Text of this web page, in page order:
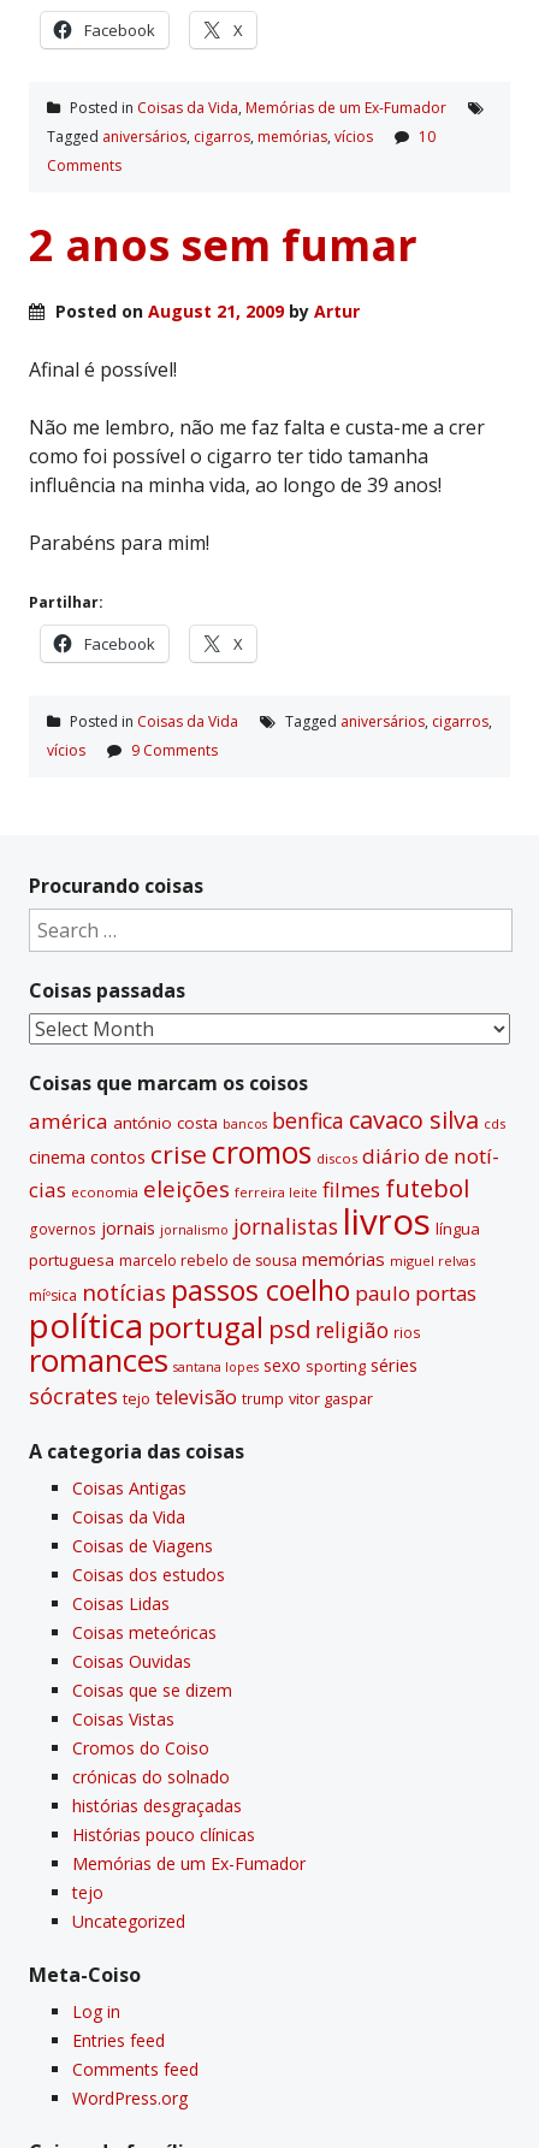
Facebook X
Posted in Coisas da Vida, Memórias de um Ex-Fumador
Tagged aniversários, cigarros, memórias, ví­cios
10
Comments
2 anos sem fumar
Posted on August 21, 2009by Artur
Afinal é possível!
Não me lembro, não me faz falta e custa-me a crer
como foi possível o cigarro ter tido tamanha
influência na minha vida, ao longo de 39 anos!
Parabéns para mim!
Partilhar:
Facebook X
Posted in Coisas da Vida Tagged aniversários, cigarros,
ví­cios
9 Comments
Procurando coisas
Search
for:
Coisas passadas
Coisas
Coisas que marcam os coisos
américa antónio costa bancos benfica cavaco silva cds
cinema contos crise cromos discos diário de notí­
cias economia eleições ferreira leite filmes futebol
governos jornais jornalismo jornalistas livros lí­ngua
portuguesa marcelo rebelo de sousa memórias miguel relvas
míºsica notí­cias passos coelho paulo portas
polí­tica portugal psd religião rios
romances santana lopes sexo sporting séries
sócrates tejo televisão trump vitor gaspar
A categoria das coisas
Coisas Antigas
Coisas da Vida
Coisas de Viagens
Coisas dos estudos
Coisas Lidas
Coisas meteóricas
Coisas Ouvidas
Coisas que se dizem
Coisas Vistas
Cromos do Coiso
crónicas do solnado
histórias desgraçadas
Histórias pouco clí­nicas
Memórias de um Ex-Fumador
tejo
Uncategorized
Meta-Coiso
Log in
Entries feed
Comments feed
WordPress.org